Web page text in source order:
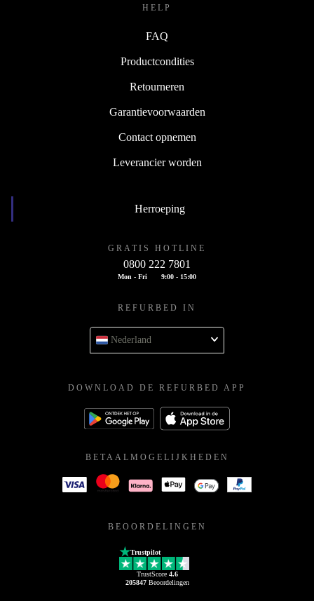
HELP
FAQ
Productcondities
Retourneren
Garantievoorwaarden
Contact opnemen
Leverancier worden
Herroeping
GRATIS HOTLINE
0800 222 7801
Mon - Fri 9:00 - 15:00
REFURBED IN
Nederland
DOWNLOAD DE REFURBED APP
BETAALMOGELIJKHEDEN
BEOORDELINGEN
Trustpilot
TrustScore 4.6
205847Beoordelingen